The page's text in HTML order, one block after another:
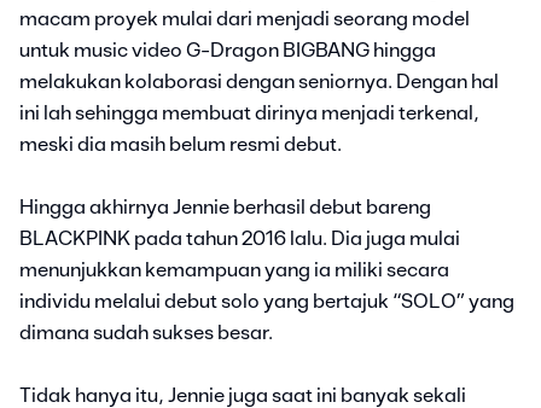
macam proyek mulai dari menjadi seorang model
untuk music video G-Dragon BIGBANG hingga
melakukan kolaborasi dengan seniornya. Dengan hal
ini lah sehingga membuat dirinya menjadi terkenal,
meski dia masih belum resmi debut.
Hingga akhirnya Jennie berhasil debut bareng
BLACKPINK pada tahun 2016 lalu. Dia juga mulai
menunjukkan kemampuan yang ia miliki secara
individu melalui debut solo yang bertajuk “SOLO” yang
dimana sudah sukses besar.
Tidak hanya itu, Jennie juga saat ini banyak sekali